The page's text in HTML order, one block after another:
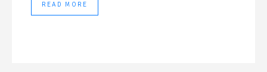
READ MORE